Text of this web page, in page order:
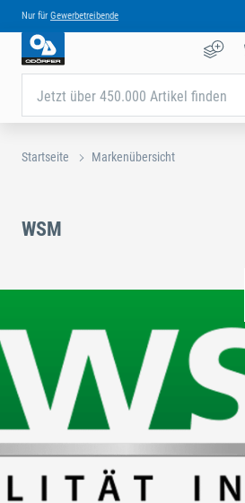
Nur für Gewerbetreibende
Jetzt über 450.000 Artikel finden
Startseite Markenübersicht
WSM